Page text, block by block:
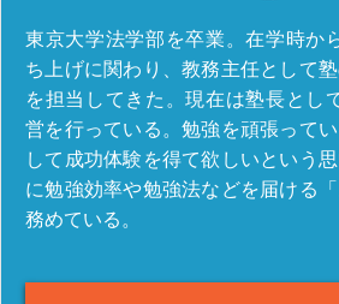
東京大学法学部を卒業。在学時か
ち上げに関わり、教務主任として
を担当してきた。現在は塾長とし
営を行っている。勉強を頑張って
して成功体験を得て欲しいという
に勉強効率や勉強法などを届ける
務めている。